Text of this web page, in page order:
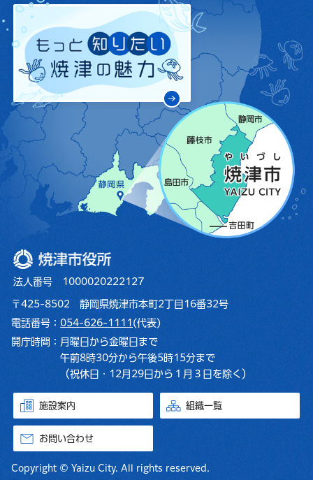
焼津市役所
法人番号 1000020222127
〒425-8502 静岡県焼津市本町2丁目16番32号
電話番号： 054-626-1111 (代表)
開庁時間： 月曜日から金曜日まで
午前8時30分から午後5時15分まで
（祝休日・12月29日から１月３日を除く）
施設案内 組織一覧
お問い合わせ
Copyright © Yaizu City. All rights reserved.